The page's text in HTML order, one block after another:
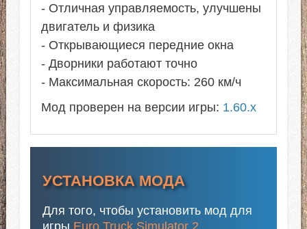
- Отличная управляемость, улучшены
двигатель и физика
- Открывающиеся передние окна
- Дворники работают точно
- Максимальная скорость: 260 км/ч
Мод проверен на версии игры: 1.60.x
УСТАНОВКА МОДА
Для того, чтобы установить мод для
игры Euro Truck Simulator 2